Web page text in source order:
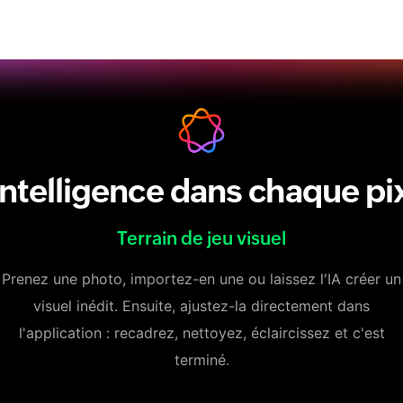
dans chaque
Terrain de jeu visuel
Prenez une photo, importez-en une ou laissez l'IA créer un
visuel inédit. Ensuite, ajustez-la directement dans
l'application : recadrez, nettoyez, éclaircissez et c'est
terminé.